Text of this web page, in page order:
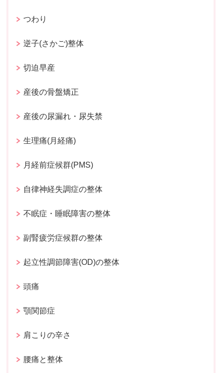
つわり
逆子(さかご)整体
切迫早産
産後の骨盤矯正
産後の尿漏れ・尿失禁
生理痛(月経痛)
月経前症候群(PMS)
自律神経失調症の整体
不眠症・睡眠障害の整体
副腎疲労症候群の整体
起立性調節障害(OD)の整体
頭痛
顎関節症
肩こりの辛さ
腰痛と整体